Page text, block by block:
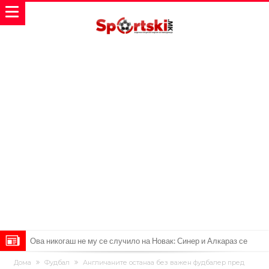
Ова никогаш не му се случило на Новак: Синер и Алкараз се
повлекуваат, а Зверев веднаш се „распадна“
Реал Мадрид донесе одлука: Eндрик заминува во Премиер
Дома Фудбал
Англичаните останаа без важен фудбалер пред